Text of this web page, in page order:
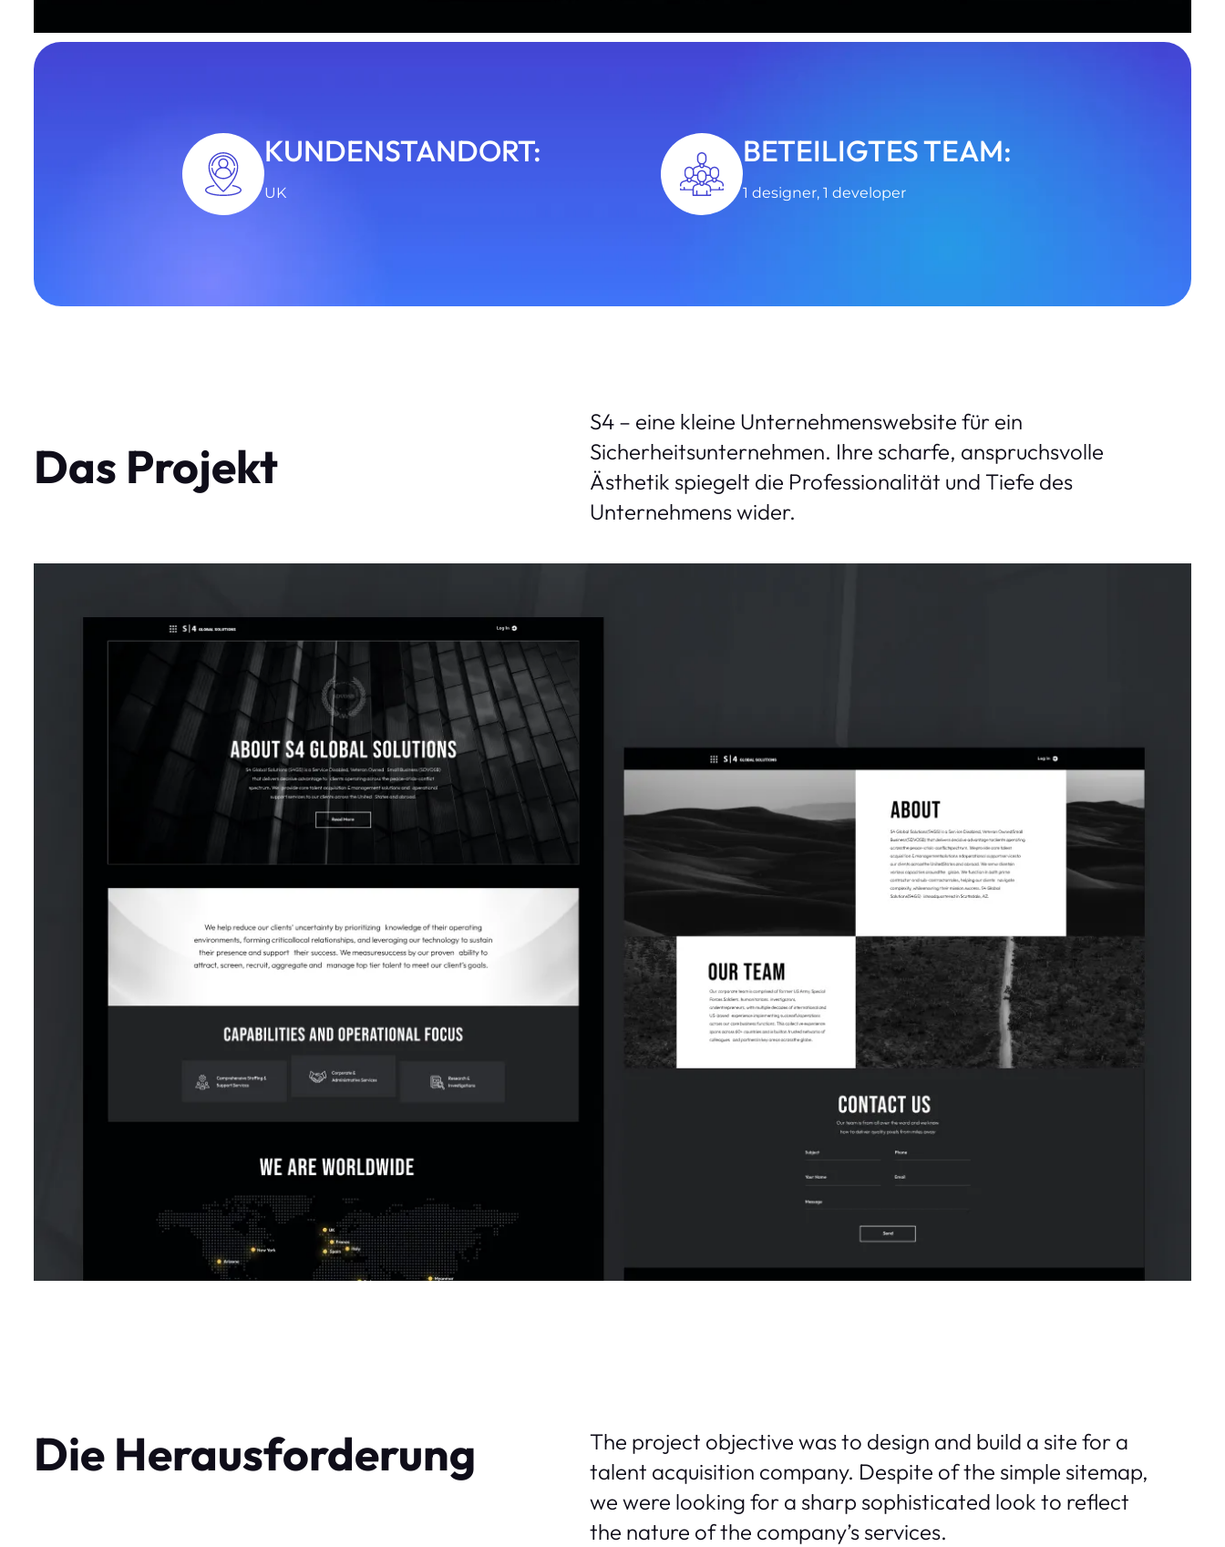
KUNDENSTANDORT:
UK
BETEILIGTES TEAM:
1 designer, 1 developer
Das Projekt
S4 – eine kleine Unternehmenswebsite für ein
Sicherheitsunternehmen. Ihre scharfe, anspruchsvolle
Ästhetik spiegelt die Professionalität und Tiefe des
Unternehmens wider.
Die Herausforderung
The project objective was to design and build a site for a
talent acquisition company. Despite of the simple sitemap,
we were looking for a sharp sophisticated look to reflect
the nature of the company’s services.